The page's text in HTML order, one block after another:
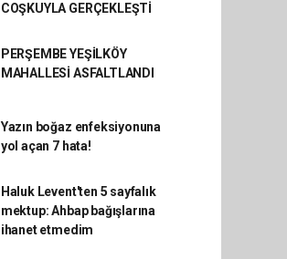
COŞKUYLA GERÇEKLEŞTİ
PERŞEMBE YEŞİLKÖY
MAHALLESİ ASFALTLANDI
Yazın boğaz enfeksiyonuna
yol açan 7 hata!
Haluk Levent'ten 5 sayfalık
mektup: Ahbap bağışlarına
ihanet etmedim